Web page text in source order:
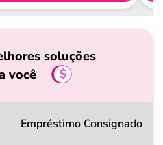
soluções
você
Empréstimo Consignado